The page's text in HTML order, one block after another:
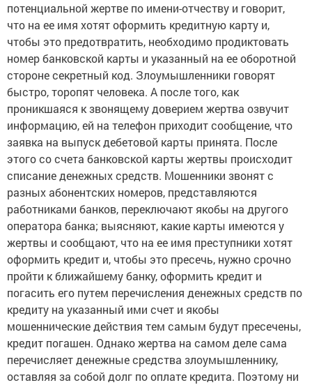
потенциальной жертве по имени-отчеству и говорит,
что на ее имя хотят оформить кредитную карту и,
чтобы это предотвратить, необходимо продиктовать
номер банковской карты и указанный на ее оборотной
стороне секретный код. Злоумышленники говорят
быстро, торопят человека. А после того, как
проникшаяся к звонящему доверием жертва озвучит
информацию, ей на телефон приходит сообщение, что
заявка на выпуск дебетовой карты принята. После
этого со счета банковской карты жертвы происходит
списание денежных средств. Мошенники звонят с
разных абонентских номеров, представляются
работниками банков, переключают якобы на другого
оператора банка; выясняют, какие карты имеются у
жертвы и сообщают, что на ее имя преступники хотят
оформить кредит и, чтобы это пресечь, нужно срочно
пройти к ближайшему банку, оформить кредит и
погасить его путем перечисления денежных средств по
кредиту на указанный ими счет и якобы
мошеннические действия тем самым будут пресечены,
кредит погашен. Однако жертва на самом деле сама
перечисляет денежные средства злоумышленнику,
оставляя за собой долг по оплате кредита. Поэтому ни